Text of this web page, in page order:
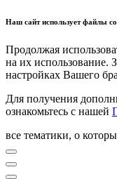
Наш сайт использует файлы
Продолжая
на их использование.
настройках Вашего
Для получения
ознакомьтесь с нашей
все тематики, о